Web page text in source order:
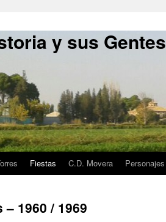
y sus Gentes
Fiestas C.D. Movera Personajes
– 1960 / 1969